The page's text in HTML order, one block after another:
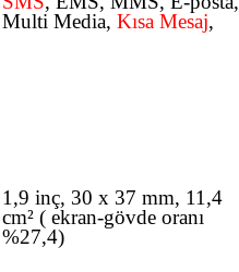
Multi Media, Kısa Mesaj,
1,9 inç, 30 x 37 mm, 11,4
cm² ( ekran-gövde oranı
%27,4)